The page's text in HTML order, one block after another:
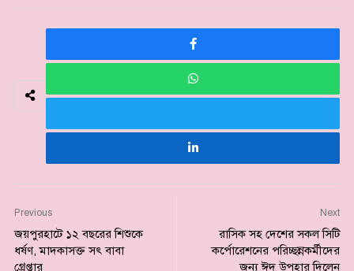
Previous
জয়পুরহাটে ১২ বছরের শিশুকে
ধর্ষণ, মাদকাসক্ত সৎ বাবা
গ্রেপ্তার
Next
রাসিক সহ দেশের সকল সিটি
কর্পোরেশনের পরিচ্ছন্নকর্মীদের
জন্য ঈদ উপহার দিলেন